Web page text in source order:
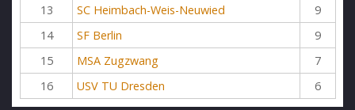
13
SC Heimbach-Weis-Neuwied
9
14
SF Berlin
9
15
MSA Zugzwang
7
16
USV TU Dresden 6